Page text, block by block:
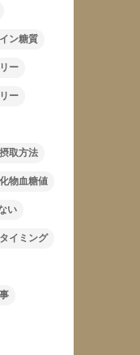
ン糖質
ー
ー
取方法
物血糖値
い
イミング